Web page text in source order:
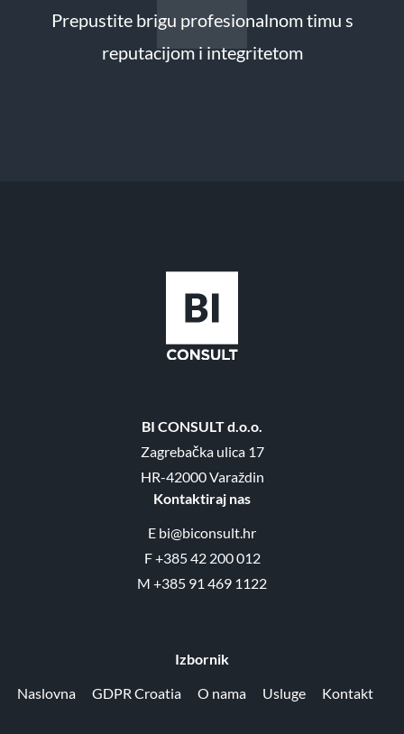
Prepustite brigu profesionalnom timu s
reputacijom i integritetom
BI CONSULT d.o.o.
Zagrebačka ulica 17
HR-42000 Varaždin
Kontaktiraj nas
E bi@biconsult.hr
F+385 42 200 012
M +385 91 469 1122
Izbornik
Naslovna
GDPR Croatia O nama Usluge Kontakt